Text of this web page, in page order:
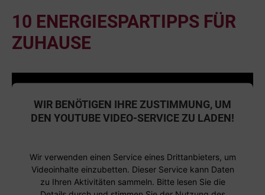
powered byUsercentrics Consent Management
Platform
10 ENERGIESPARTIPPS FÜR
ZUHAUSE
WIR BENÖTIGEN IHRE ZUSTIMMUNG, UM
DEN YOUTUBE VIDEO-SERVICE ZU LADEN!
Wir verwenden einen Service eines Drittanbieters, um
Videoinhalte einzubetten. Dieser Service kann Daten
zu Ihren Aktivitäten sammeln. Bitte lesen Sie die